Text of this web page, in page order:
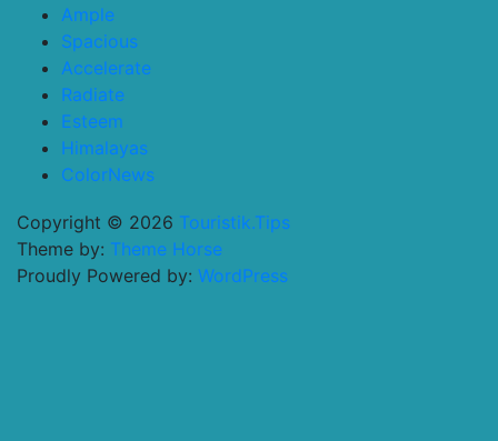
Ample
Spacious
Accelerate
Radiate
Esteem
Himalayas
ColorNews
Copyright © 2026 Touristik.Tips
Theme by: Theme Horse
Proudly Powered by: WordPress